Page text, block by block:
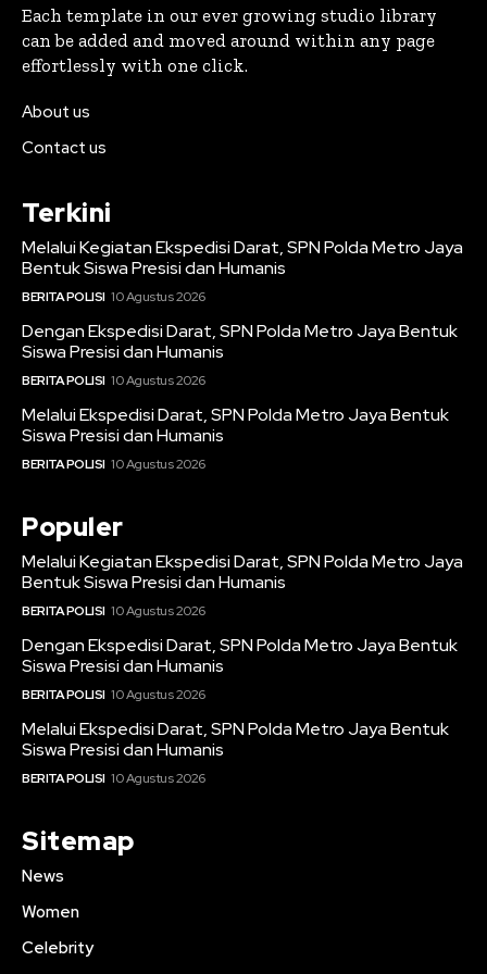
Each template in our ever growing studio library
can be added and moved around within any page
effortlessly with one click.
About us
Contact us
Terkini
Melalui Kegiatan Ekspedisi Darat, SPN Polda Metro Jaya
Bentuk Siswa Presisi dan Humanis
BERITA POLISI 10 Agustus 2026
Dengan Ekspedisi Darat, SPN Polda Metro Jaya Bentuk
Siswa Presisi dan Humanis
BERITA POLISI 10 Agustus 2026
Melalui Ekspedisi Darat, SPN Polda Metro Jaya Bentuk
Siswa Presisi dan Humanis
BERITA POLISI 10 Agustus 2026
Populer
Melalui Kegiatan Ekspedisi Darat, SPN Polda Metro Jaya
Bentuk Siswa Presisi dan Humanis
BERITA POLISI 10 Agustus 2026
Dengan Ekspedisi Darat, SPN Polda Metro Jaya Bentuk
Siswa Presisi dan Humanis
BERITA POLISI 10 Agustus 2026
Melalui Ekspedisi Darat, SPN Polda Metro Jaya Bentuk
Siswa Presisi dan Humanis
BERITA POLISI 10 Agustus 2026
Sitemap
News
Women
Celebrity